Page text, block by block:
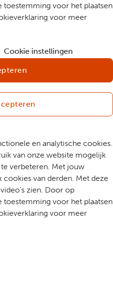
toestemming voor het plaatsen
voor meer
Cookie instellingen
en analytische cookies.
van onze website mogelijk
verbeteren. Met jouw
van derden. Met deze
zien. Door op
toestemming voor het plaatsen
voor meer